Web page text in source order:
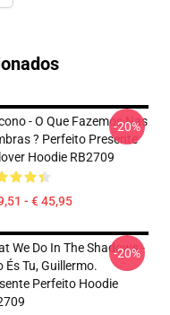
- O Que Fazemos Nas
? Perfeito Presente
Hoodie RB2709
- € 45,95
-20%
We Do In The Shadows -
És Tu, Guillermo.
Perfeito Hoodie
-20%